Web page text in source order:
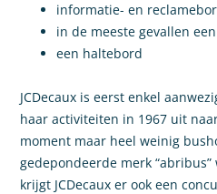
informatie- en
in de meeste gevallen
een haltebord
JCDecaux is eerst enkel
haar activiteiten in 1967 uit
moment maar heel weinig
gedepondeerde merk
krijgt JCDecaux er ook een